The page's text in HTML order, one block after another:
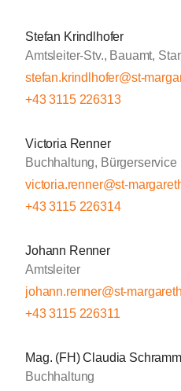
Stefan Krindlhofer
Amtsleiter-Stv., Bauamt,
stefan.krindlhofer@st-
+43 3115 226313
Victoria Renner
Buchhaltung, Bürgerservice
victoria.renner@st-
+43 3115 226314
Johann Renner
Amtsleiter
johann.renner@st-
+43 3115 226311
Mag. (FH) Claudia
Buchhaltung